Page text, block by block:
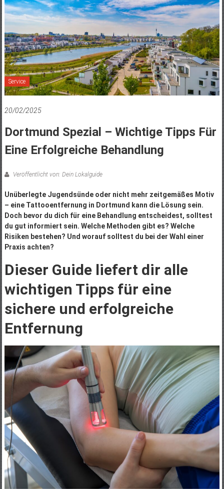
Service
20/02/2025
Dortmund Spezial – Wichtige Tipps Für
Eine Erfolgreiche Behandlung
Veröffentlicht von: Dein Lokalguide
Unüberlegte Jugendsünde oder nicht mehr zeitgemäßes Motiv
– eine Tattooentfernung in Dortmund kann die Lösung sein.
Doch bevor du dich für eine Behandlung entscheidest, solltest
du gut informiert sein. Welche Methoden gibt es? Welche
Risiken bestehen? Und worauf solltest du bei der Wahl einer
Praxis achten?
Dieser Guide liefert dir alle
wichtigen Tipps für eine
sichere und erfolgreiche
Entfernung